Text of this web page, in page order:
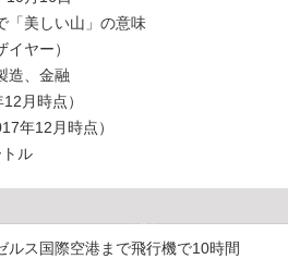
「美しい山」の意味
ヤー）
造、金融
月時点）
年12月時点）
ル
ルス国際空港まで飛行機で10時間